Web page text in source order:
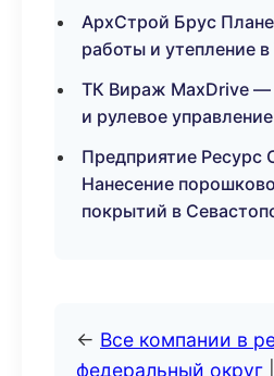
АрхСтрой Брус
работы и утепление
ТК Вираж MaxDrive —
и рулевое
Предприятие Ресурс
Нанесение
покрытий в
← Все компании в
федеральный округ